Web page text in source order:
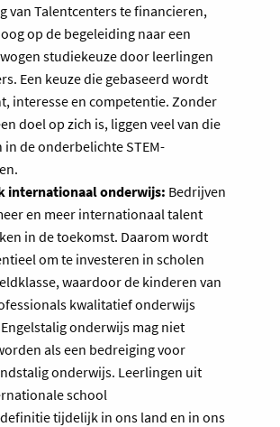
van Talentcenters te financieren,
op de begeleiding naar een
studiekeuze door leerlingen
Een keuze die gebaseerd wordt
interesse en competentie. Zonder
doel op zich is, liggen veel van die
in de onderbelichte STEM-
internationaal onderwijs: Bedrijven
en meer internationaal talent
in de toekomst. Daarom wordt
om te investeren in scholen
waardoor de kinderen van
kwalitatief onderwijs
onderwijs mag niet
als een bedreiging voor
onderwijs. Leerlingen uit
school
tijdelijk in ons land en in ons